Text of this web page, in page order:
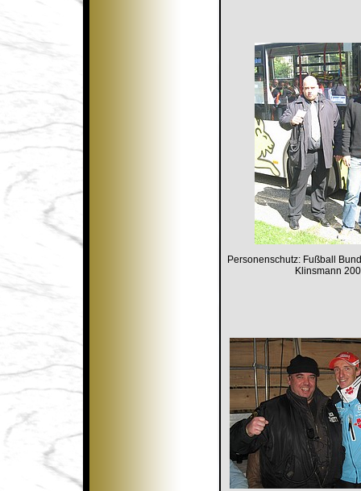
Personenschutz: Fußball
Klinsmann